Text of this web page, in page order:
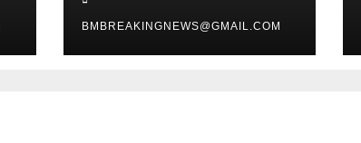
2 शातिर लुटेरे चढ़े हत्थे
BMBREAKINGNEWS@GMAIL.COM